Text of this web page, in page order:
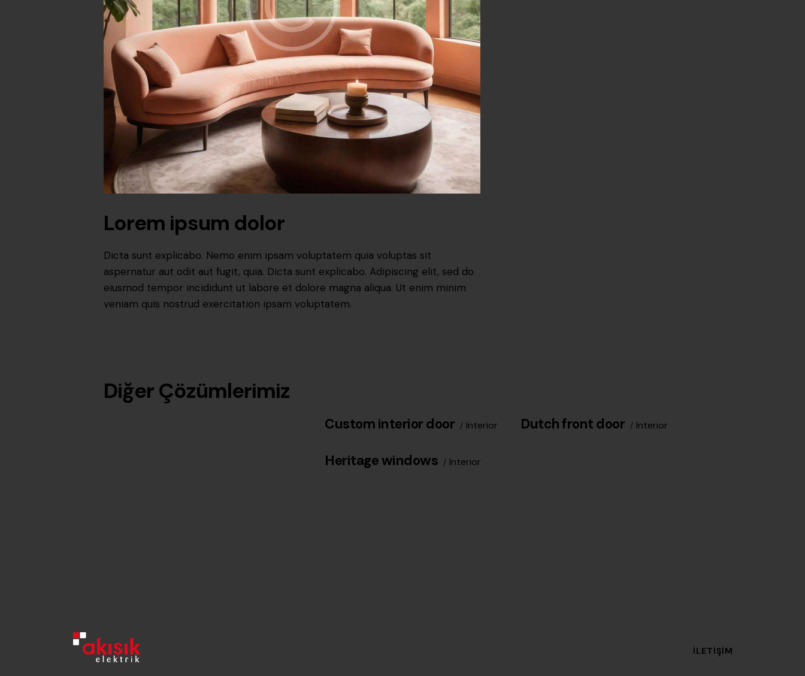
Lorem ipsum dolor
Dicta sunt explicabo. Nemo enim ipsam voluptatem quia voluptas sit
aspernatur aut odit aut fugit, quia. Dicta sunt explicabo. Adipiscing elit, sed do
eiusmod tempor incididunt ut labore et dolore magna aliqua. Ut enim minim
veniam quis nostrud exercitation ipsam voluptatem.
Diğer Çözümlerimiz
Interior
Custom interior door Interior
Dutch front door
Interior
Heritage windows
İLETIŞIM